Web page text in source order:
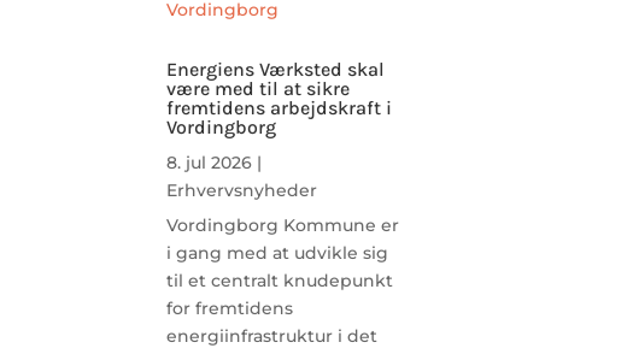
Energiens Værksted skal
være med til at sikre
fremtidens arbejdskraft i
Vordingborg
8. jul 2026|
Erhvervsnyheder
Vordingborg Kommune er
i gang med at udvikle sig
til et centralt knudepunkt
for fremtidens
energiinfrastruktur i det